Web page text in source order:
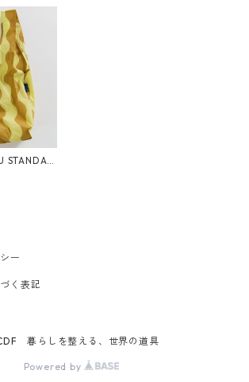
STANDAR
ゥ バグー
イエローx
ー
く表記
暮らしを整える、世界の道具
Powered by